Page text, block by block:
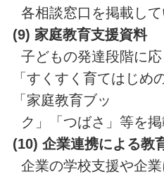
各相談窓口を掲載して
(9) 家庭教育支援資料
子どもの発達段階に
「すくすく育てはじめ
「家庭教育ブッ
ク」「つばさ」等を掲
(10) 企業連携による教
企業の学校支援や企